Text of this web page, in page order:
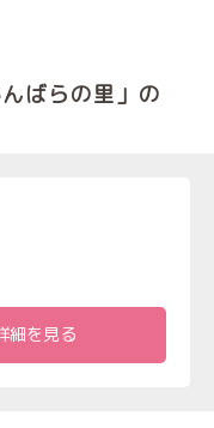
ばらの里」の
細を見る